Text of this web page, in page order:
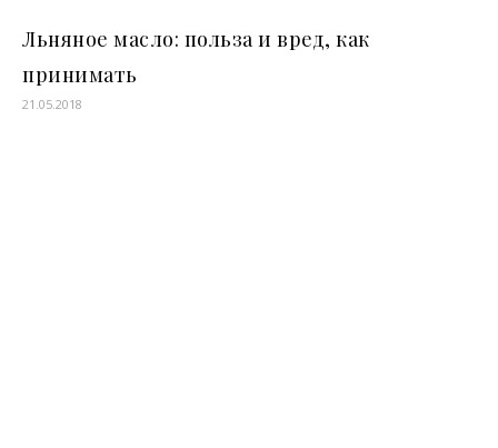
Льняное масло: польза и вред, как
принимать
21.05.2018